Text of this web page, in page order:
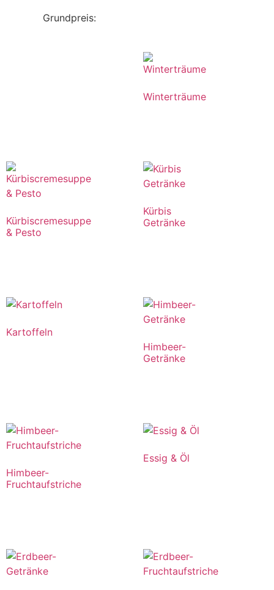
Grundpreis:
Winterträume
Kürbiscremesuppe
& Pesto
Kürbis
Getränke
Kartoffeln
Himbeer-
Getränke
Himbeer-
Fruchtaufstriche
Essig & Öl